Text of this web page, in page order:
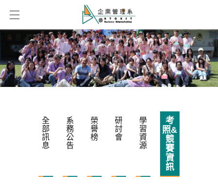
全
部
訊
息
系
務
公
告
榮
譽
榜
研
討
會
學
習
資
源
考
照&
競
賽
資
訊